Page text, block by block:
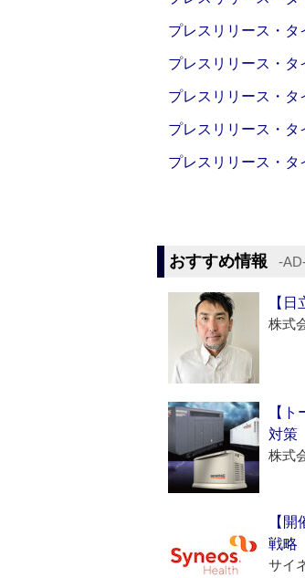
プレスリリース・
プレスリリース・
プレスリリース・
プレスリリース・
プレスリリース・
おすすめ情報
【
株式
【
対策
株式
【
戦略
サイ